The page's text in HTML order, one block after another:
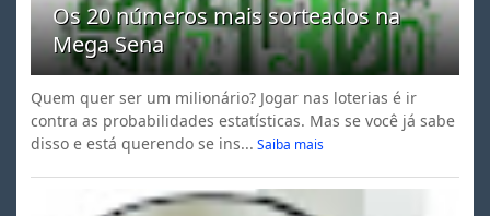
Os 20 números mais sorteados na
Mega Sena
Quem quer ser um milionário? Jogar nas loterias é ir
contra as probabilidades estatísticas. Mas se você já sabe
disso e está querendo se ins... Saiba mais